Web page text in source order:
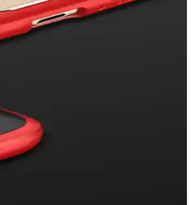
sunar.
ve malzeme kalitesi konularında dikkat edilmesi
sağlar, telefonunuza değer katar.
erişim sağlar.